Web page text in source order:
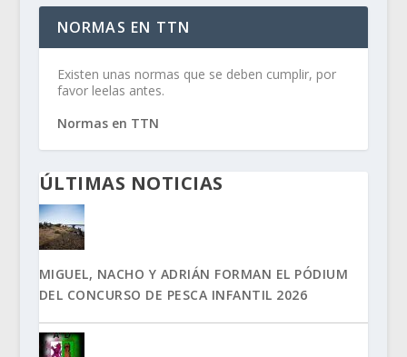
NORMAS EN TTN
Existen unas normas que se deben cumplir, por
favor leelas antes.
Normas en TTN
ÚLTIMAS NOTICIAS
MIGUEL, NACHO Y ADRIÁN FORMAN EL PÓDIUM
DEL CONCURSO DE PESCA INFANTIL 2026